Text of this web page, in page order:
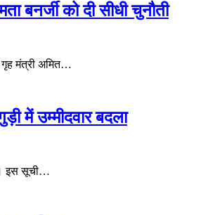
बनर्जी को दी सीधी चुनौती
गृह मंत्री अमित…
में उम्मीदवार बदला
इस सूची…